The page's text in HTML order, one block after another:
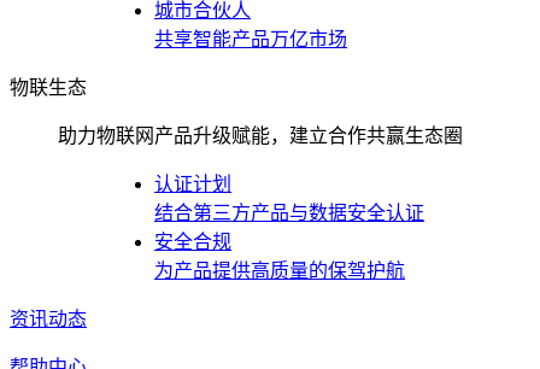
城市合伙人
共享智能产品万亿市场
物联生态
助力物联网产品升级赋能，建立合作共赢生态圈
认证计划
结合第三方产品与数据安全认证
安全合规
为产品提供高质量的保驾护航
资讯动态